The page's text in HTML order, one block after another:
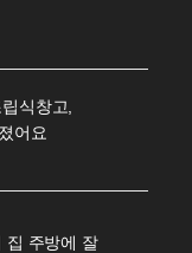
식창고,
어요
집 주방에 잘